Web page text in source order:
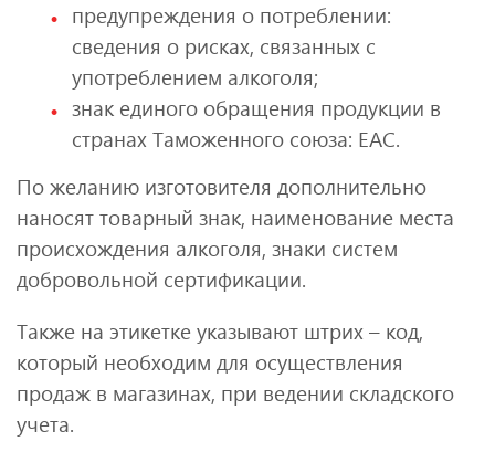
предупреждения о потреблении:
сведения о рисках, связанных с
употреблением алкоголя;
знак единого обращения продукции в
странах Таможенного союза: ЕАС.
По желанию изготовителя дополнительно
наносят товарный знак, наименование места
происхождения алкоголя, знаки систем
добровольной сертификации.
Также на этикетке указывают штрих – код,
который необходим для осуществления
продаж в магазинах, при ведении складского
учета.